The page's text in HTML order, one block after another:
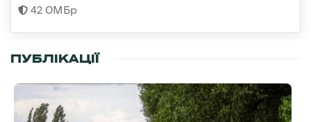
42 ОМБр
ПУБЛІКАЦІЇ